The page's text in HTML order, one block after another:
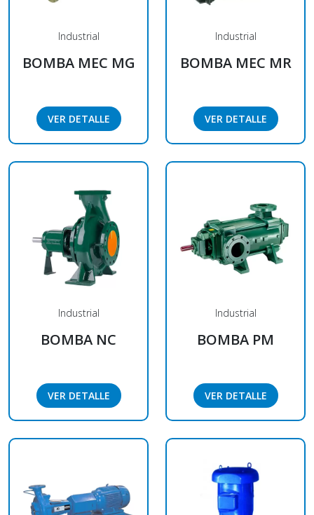
Industrial
BOMBA MEC MG
VER DETALLE
Industrial
BOMBA MEC MR
VER DETALLE
Industrial
BOMBA NC
VER DETALLE
Industrial
BOMBA PM
VER DETALLE